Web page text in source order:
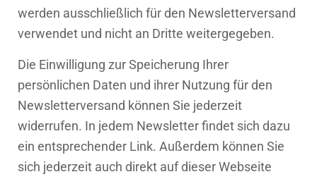
werden ausschließlich für den Newsletterversand
verwendet und nicht an Dritte weitergegeben.
Die Einwilligung zur Speicherung Ihrer
persönlichen Daten und ihrer Nutzung für den
Newsletterversand können Sie jederzeit
widerrufen. In jedem Newsletter findet sich dazu
ein entsprechender Link. Außerdem können Sie
sich jederzeit auch direkt auf dieser Webseite